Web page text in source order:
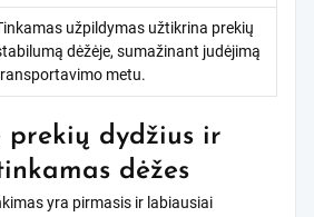
užpildymas užtikrina prekių
dėžėje, sumažinant judėjimą
metu.
prekių dydžius ir
dėžes
yra pirmasis ir labiausiai